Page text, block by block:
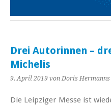
Drei Autorinnen –
Michelis
9. April 2019 von Doris Hermanns
Die Leipziger Messe ist